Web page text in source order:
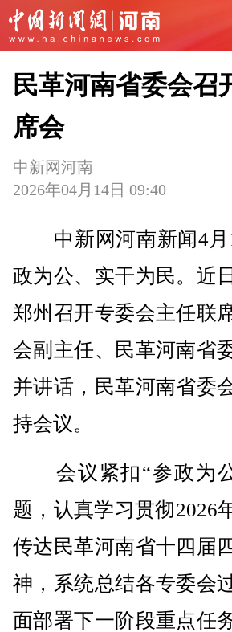
民革河南省委会召
席会
中新网河南
2026年04月14日 09:40
中新网河南新闻4月
政为公、实干为民。近
郑州召开专委会主任联
会副主任、民革河南省
并讲话，民革河南省委
持会议。
会议紧扣“参政为公
题，认真学习贯彻2026
传达民革河南省十四届
神，系统总结各专委会
面部署下一阶段重点任